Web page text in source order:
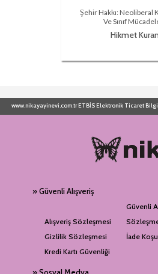
Şehir Hakkı: Neoliberal
Ve Sınıf
Hikmet
www.nikayayinevi.com.tr ETBİS Elektronik Ticaret
» Güvenli Alışveriş
Alışveriş Sözleşmesi
Güvenli
Gizlilik Sözleşmesi
İade
Kredi Kartı Güvenliği